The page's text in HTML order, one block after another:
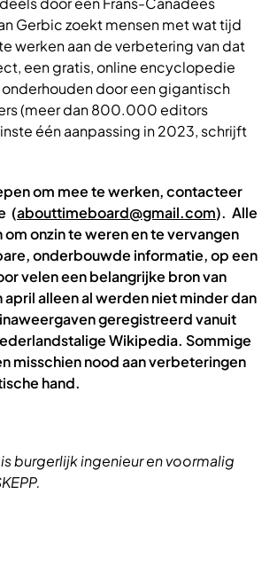
Gerbic zoekt mensen met wat tijd
werken aan de verbetering van dat
een gratis, online encyclopedie
door een gigantisch
(meer dan 800.000 editors
één aanpassing in 2023, schrijft
om mee te werken, contacteer
(abouttimeboard@gmail.com). Alle
onzin te weren en te vervangen
onderbouwde informatie, op een
velen een belangrijke bron van
april alleen al werden niet minder dan
geregistreerd vanuit
Wikipedia. Sommige
misschien nood aan verbeteringen
hand.
burgerlijk ingenieur en voormalig